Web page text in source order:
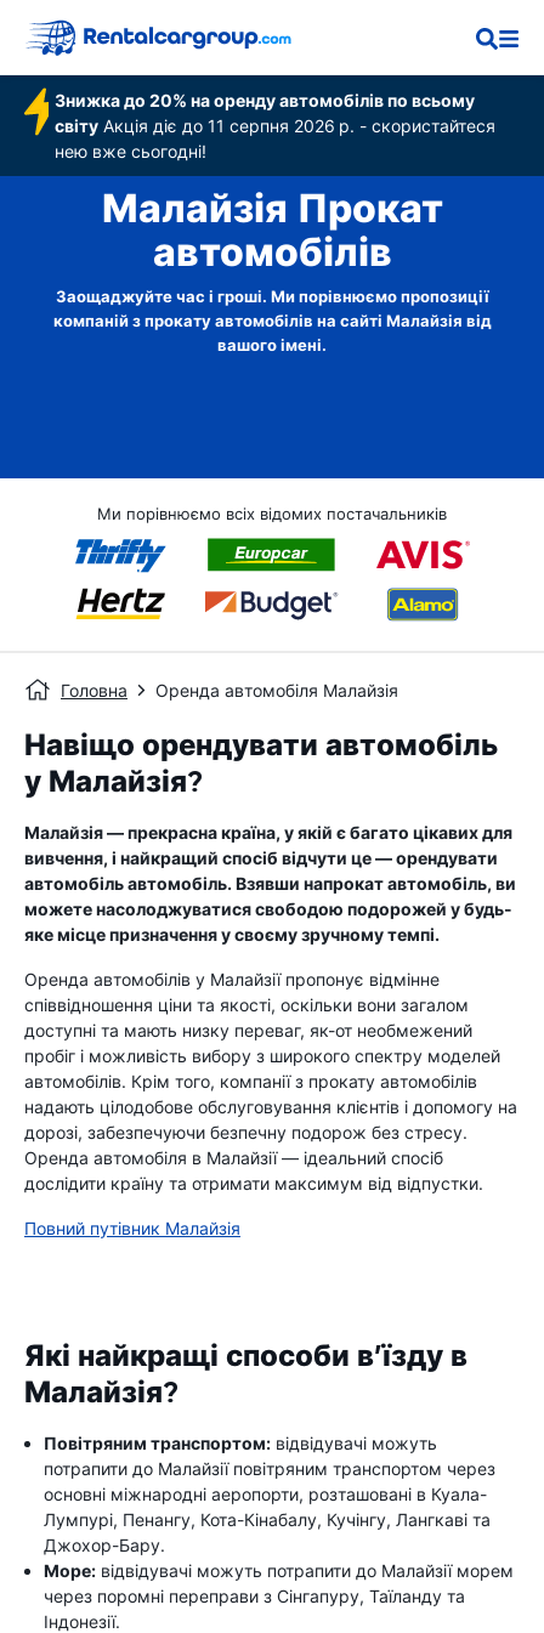
Знижка до 20% на оренду автомобілів по всьому
світу Акція діє до 11 серпня 2026 р. - скористайтеся
нею вже сьогодні!
Малайзія Прокат
автомобілів
Заощаджуйте час і гроші. Ми порівнюємо пропозиції
компаній з прокату автомобілів на сайті Малайзія від
вашого імені.
Ми порівнюємо всіх відомих постачальників
Головна Оренда автомобіля Малайзія
Навіщо орендувати автомобіль
у Малайзія?
Малайзія — прекрасна країна, у якій є багато цікавих для
вивчення, і найкращий спосіб відчути це — орендувати
автомобіль автомобіль. Взявши напрокат автомобіль, ви
можете насолоджуватися свободою подорожей у будь-
яке місце призначення у своєму зручному темпі.
Оренда автомобілів у Малайзії пропонує відмінне
співвідношення ціни та якості, оскільки вони загалом
доступні та мають низку переваг, як-от необмежений
пробіг і можливість вибору з широкого спектру моделей
автомобілів. Крім того, компанії з прокату автомобілів
надають цілодобове обслуговування клієнтів і допомогу на
дорозі, забезпечуючи безпечну подорож без стресу.
Оренда автомобіля в Малайзії — ідеальний спосіб
дослідити країну та отримати максимум від відпустки.
Повний путівник Малайзія
Які найкращі способи в’їзду в
Малайзія?
Повітряним транспортом: відвідувачі можуть
потрапити до Малайзії повітряним транспортом через
основні міжнародні аеропорти, розташовані в Куала-
Лумпурі, Пенангу, Кота-Кінабалу, Кучінгу, Лангкаві та
Джохор-Бару.
Море: відвідувачі можуть потрапити до Малайзії морем
через поромні переправи з Сінгапуру, Таїланду та
Індонезії.